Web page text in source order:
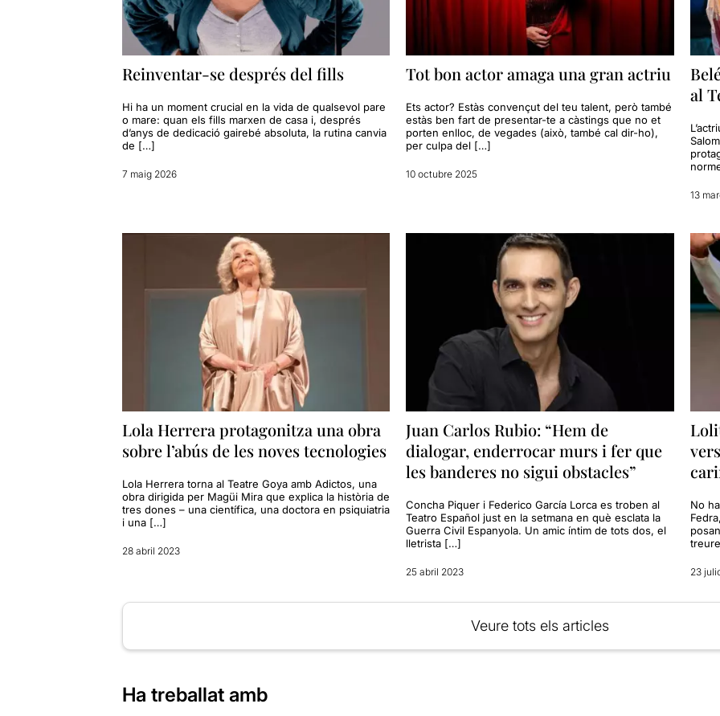
Reinventar-se després del fills
Hi ha un moment crucial en la vida de qualsevol pare
o mare: quan els fills marxen de casa i, després
d’anys de dedicació gairebé absoluta, la rutina canvia
de […]
7 maig 2026
Tot bon actor amaga una gran actriu
Ets actor? Estàs convençut del teu talent, però també
estàs ben fart de presentar-te a càstings que no et
porten enlloc, de vegades (això, també cal dir-ho),
per culpa del […]
10 octubre 2025
al
13
Lola Herrera protagonitza una obra
sobre l’abús de les noves tecnologies
Lola Herrera torna al Teatre Goya amb Adictos, una
obra dirigida per Magüi Mira que explica la història de
tres dones – una científica, una doctora en psiquiatria
i una […]
28 abril 2023
Juan Carlos Rubio: “Hem de
dialogar, enderrocar murs i fer que
les banderes no sigui obstacles”
Concha Piquer i Federico García Lorca es troben al
Teatro Español just en la setmana en què esclata la
Guerra Civil Espanyola. Un amic íntim de tots dos, el
lletrista […]
25 abril 2023
No
23
Veure tots els articles
Ha treballat amb